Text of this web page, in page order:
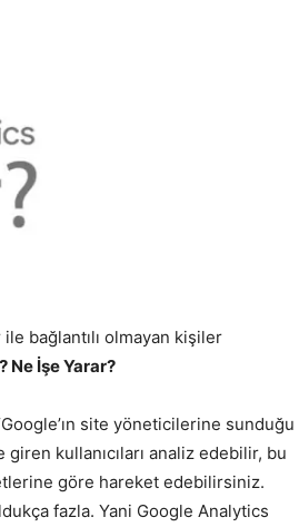
bağlantılı olmayan kişiler
Ne İşe Yarar?
site yöneticilerine sunduğu
kullanıcıları analiz edebilir, bu
göre hareket edebilirsiniz.
fazla. Yani Google Analytics